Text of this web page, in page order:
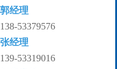
造业的生产管理？记住
可能会想到很多生产过程中
高、生产效率低、在制品太
郭经理
138-53379576
张经理
139-53319016